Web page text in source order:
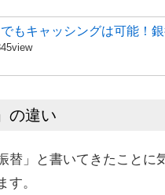
もキャッシングは可能！
の違い
替」と書いてきたことに
す。